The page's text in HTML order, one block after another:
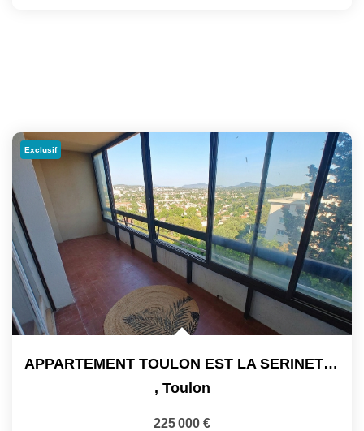
Exclusif
APPARTEMENT TOULON EST LA SERINETTE . Exclusivité !!! . 3...
, Toulon
225 000 €